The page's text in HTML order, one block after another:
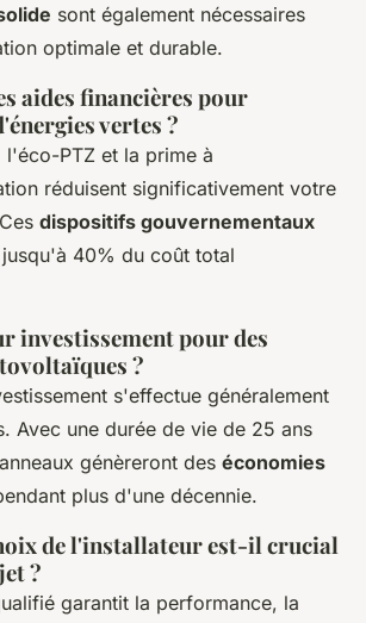
sont également nécessaires
optimale et durable.
aides financières pour
vertes ?
l'éco-PTZ et la prime à
réduisent significativement votre
dispositifs gouvernementaux
40% du coût total
investissement pour des
?
s'effectue généralement
Avec une durée de vie de 25 ans
génèreront des économies
plus d'une décennie.
de l'installateur est-il crucial
?
garantit la performance, la